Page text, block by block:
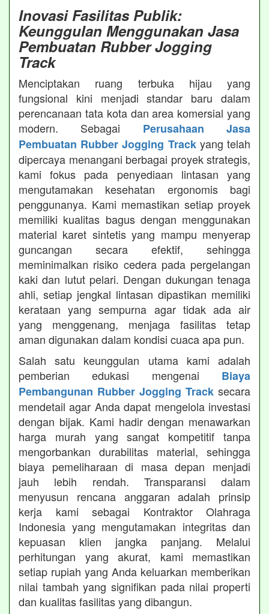
Inovasi Fasilitas Publik:
Keunggulan Menggunakan Jasa
Pembuatan Rubber Jogging
Track
Menciptakan ruang terbuka hijau yang
fungsional kini menjadi standar baru dalam
perencanaan tata kota dan area komersial yang
modern. Sebagai Perusahaan Jasa
Pembuatan Rubber Jogging Trackyang telah
dipercaya menangani berbagai proyek strategis,
kami fokus pada penyediaan lintasan yang
mengutamakan kesehatan ergonomis bagi
penggunanya. Kami memastikan setiap proyek
memiliki kualitas bagus dengan menggunakan
material karet sintetis yang mampu menyerap
guncangan secara efektif, sehingga
meminimalkan risiko cedera pada pergelangan
kaki dan lutut pelari. Dengan dukungan tenaga
ahli, setiap jengkal lintasan dipastikan memiliki
kerataan yang sempurna agar tidak ada air
yang menggenang, menjaga fasilitas tetap
aman digunakan dalam kondisi cuaca apa pun.
Salah satu keunggulan utama kami adalah
pemberian edukasi mengenai Biaya
Pembangunan Rubber Jogging Track secara
mendetail agar Anda dapat mengelola investasi
dengan bijak. Kami hadir dengan menawarkan
harga murah yang sangat kompetitif tanpa
mengorbankan durabilitas material, sehingga
biaya pemeliharaan di masa depan menjadi
jauh lebih rendah. Transparansi dalam
menyusun rencana anggaran adalah prinsip
kerja kami sebagai Kontraktor Olahraga
Indonesia yang mengutamakan integritas dan
kepuasan klien jangka panjang. Melalui
perhitungan yang akurat, kami memastikan
setiap rupiah yang Anda keluarkan memberikan
nilai tambah yang signifikan pada nilai properti
dan kualitas fasilitas yang dibangun.